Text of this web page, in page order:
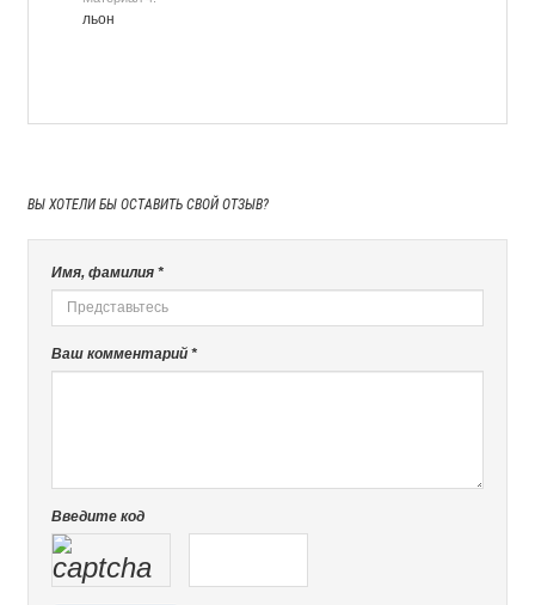
льон
ВЫ ХОТЕЛИ БЫ ОСТАВИТЬ СВОЙ ОТЗЫВ?
Имя, фамилия *
Ваш комментарий *
Введите код